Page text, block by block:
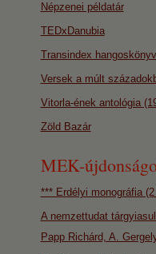
Népzenei példatár
TEDxDanubia
Transindex
Versek a múlt
Vitorla-ének antológia
Zöld Bazár
MEK-
*** Erdélyi monográfia
A nemzettudat
Papp Richárd, A.